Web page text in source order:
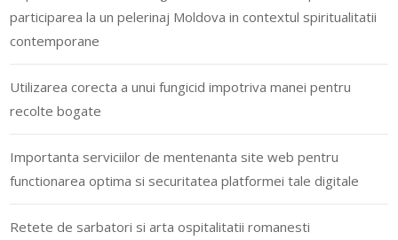
participarea la un pelerinaj Moldova in contextul spiritualitatii
contemporane
Utilizarea corecta a unui fungicid impotriva manei pentru
recolte bogate
Importanta serviciilor de mentenanta site web pentru
functionarea optima si securitatea platformei tale digitale
Retete de sarbatori si arta ospitalitatii romanesti